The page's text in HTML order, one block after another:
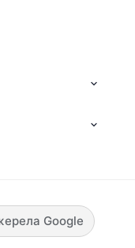
Google